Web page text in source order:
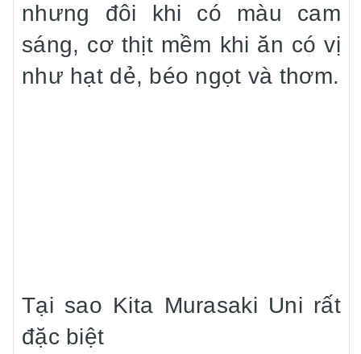
nhưng đôi khi có màu cam
sáng, cơ thịt mềm khi ăn có vị
như hạt dẻ, béo ngọt và thơm.
Tại sao Kita Murasaki Uni rất
đặc biệt